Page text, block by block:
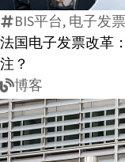
BIS平台, 电子发票
法国电子发票改革
注？
博客